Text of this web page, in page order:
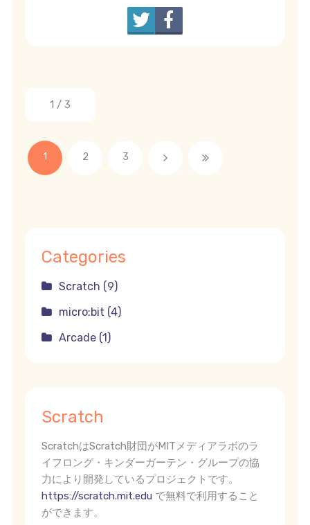
1 / 3
1 2 3
Categories
Scratch (9)
micro:bit (4)
Arcade (1)
Scratch
ScratchはScratch財団がMITメディアラボのラ
イフロング・キンダーガーテン・グループの協
力により開発しているプロジェクトです。
https://scratch.mit.edu で無料で利用すること
ができます。